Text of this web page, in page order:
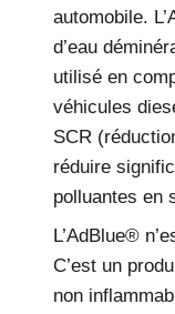
automobile.
d’eau
utilisé en
véhicules
SCR
réduire
polluantes en
L’AdBlue®
C’est un
non